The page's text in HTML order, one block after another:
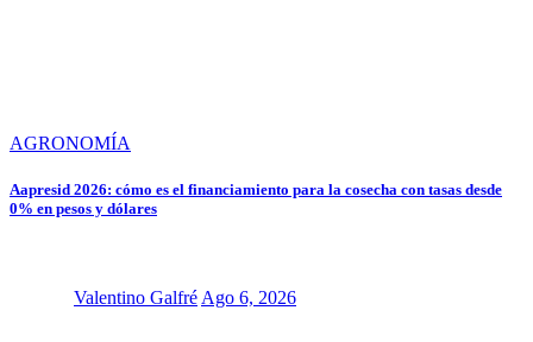
AGRONOMÍA
Aapresid 2026: cómo es el financiamiento para la cosecha con tasas desde
0% en pesos y dólares
Valentino Galfré Ago 6, 2026